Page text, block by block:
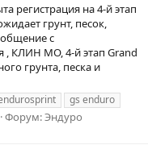
регистрация на 4-й этап
грунт, песок,
общение с
КЛИН МО, 4-й этап Grand
грунта, песка и
gs enduro
Форум:Эндуро